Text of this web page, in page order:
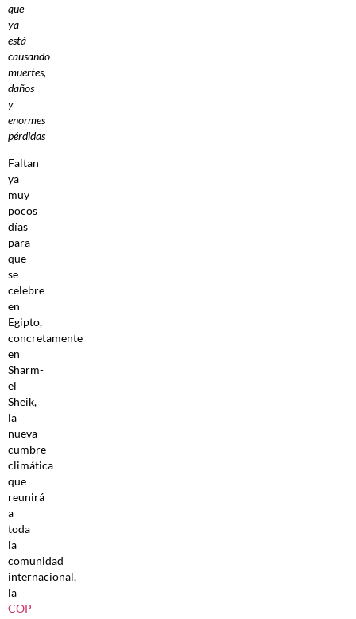
que
ya
está
causando
muertes,
daños
y
enormes
pérdidas
Faltan
ya
muy
pocos
días
para
que
se
celebre
en
Egipto,
concretamente
en
Sharm-
el
Sheik,
la
nueva
cumbre
climática
que
reunirá
a
toda
la
comunidad
internacional,
la
COP